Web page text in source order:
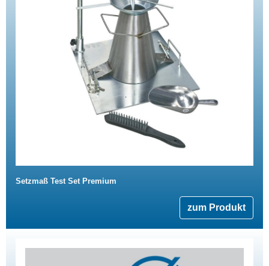
Setzmaß Test Set Premium
zum Produkt